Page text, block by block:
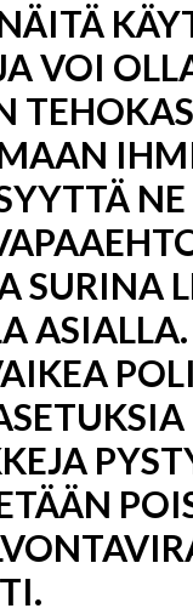
VOI
TEHOKAS
NE
SURINA